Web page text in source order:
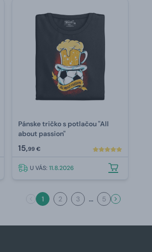
Pánske tričko s potlačou "All
about passion"
15,99 €
U VÁS:11.8.2026
1 2 3 ... 5